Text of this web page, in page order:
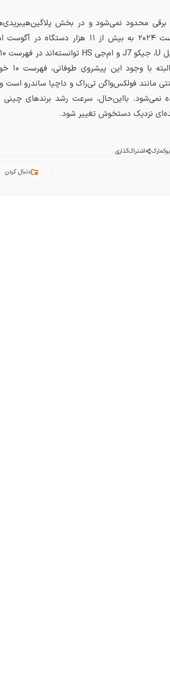
برقی محدود نمی‌شود و در بخش
فروش آن‌ها از تنها ۷۷۹ دستگاه در آگوست ۲۰۲۴ به بیش از ۱۱ هزار
پلاگین‌هیبریدی
مانند فولکس‌واگن تی‌راک و داچیا ساندرو است
بااین‌حال، سرعت رشد برندهای چینی
نزدیک دستخوش تغییر شود.
بوکمارک اشتراک‌گذاری
دنبال کردن